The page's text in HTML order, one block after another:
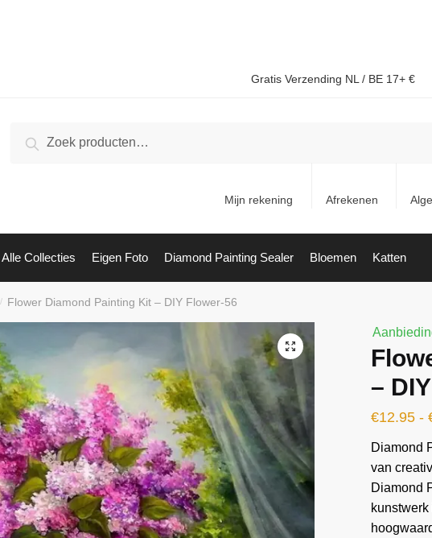
Gratis Verzending NL / BE 17+ €
Zoeken
Mijn rekening Afrekenen
Alle Collecties Eigen Foto Diamond Painting Sealer Bloemen Katten
/ Flower Diamond Painting Kit – DIY Flower-56
🔍
–
€12.95 -
Diamond
van
Diamond